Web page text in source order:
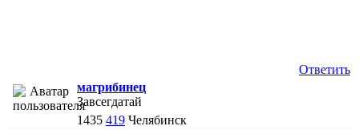
Ответить
магрибинец
Завсегдатай
1435 419 Челябинск